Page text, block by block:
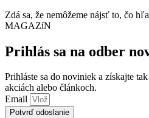
Zdá sa, že nemôžeme nájsť to, čo
MAGAZíN
Prihlás sa na odber
Prihláste sa do noviniek a získajte
akciách alebo článkoch.
Email
Potvrď odoslanie